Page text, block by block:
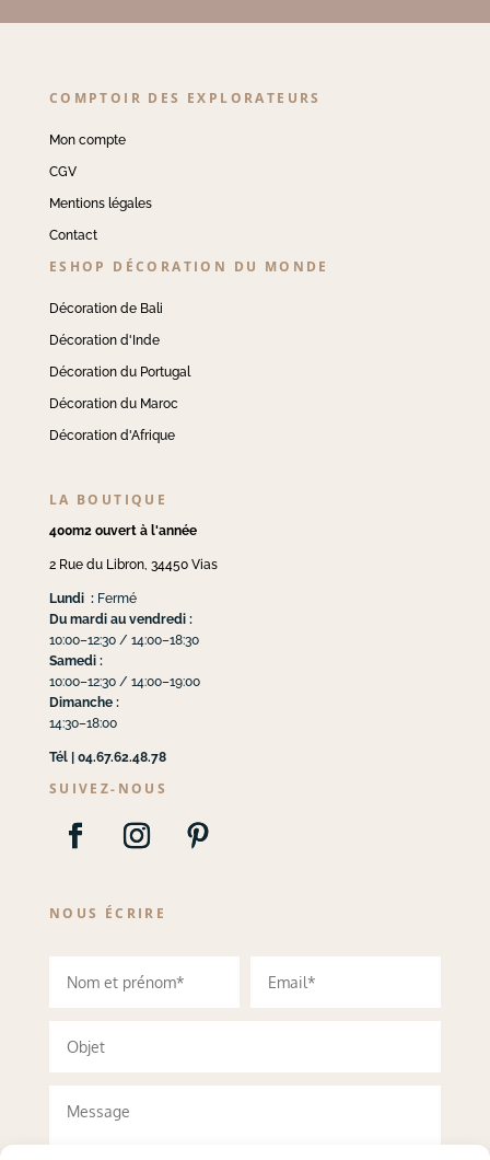
COMPTOIR DES EXPLORATEURS
Mon compte
CGV
Mentions légales
Contact
ESHOP DÉCORATION DU MONDE
Décoration de Bali
Décoration d'Inde
Décoration du Portugal
Décoration du Maroc
Décoration d'Afrique
LA BOUTIQUE
400m2 ouvert à l'année
2 Rue du Libron, 34450 Vias
Lundi :Fermé
Du mardi au vendredi :
10:00–12:30 / 14:00–18:30
Samedi :
10:00–12:30 / 14:00–19:00
Dimanche :
14:30–18:00
Tél | 04.67.62.48.78
SUIVEZ-NOUS
NOUS ÉCRIRE